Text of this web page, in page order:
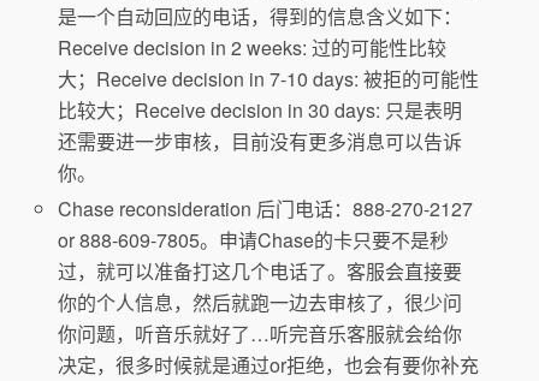
【友情提示】所有信用卡的
年费均不计入开卡消费任务！
是一个自动回应的电话，得到的信息含义如下：
Receive decision in 2 weeks: 过的可能性比较
大；Receive decision in 7-10 days: 被拒的可能性
比较大；Receive decision in 30 days: 只是表明
还需要进一步审核，目前没有更多消息可以告诉
你。
Chase reconsideration 后门电话：888-270-2127
or 888-609-7805。申请Chase的卡只要不是秒
过，就可以准备打这几个电话了。客服会直接要
你的个人信息，然后就跑一边去审核了，很少问
你问题，听音乐就好了…听完音乐客服就会给你
决定，很多时候就是通过or拒绝，也会有要你补充